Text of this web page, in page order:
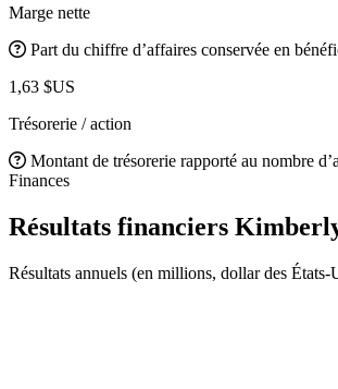
Marge nette
Part du chiffre d’affaires conservée en
1,63 $US
Trésorerie / action
Montant de trésorerie rapporté au nombre
Finances
Résultats financiers
Résultats annuels (en millions, dollar des États-